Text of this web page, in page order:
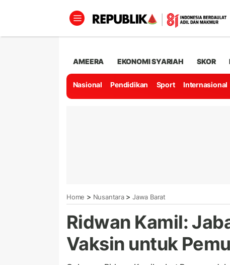
AMEERA EKONOMI SYARIAH SKOR
Nasional Pendidikan Sport Internasional
Home > Nusantara> Jawa Barat
Ridwan Kamil:
Vaksin untuk